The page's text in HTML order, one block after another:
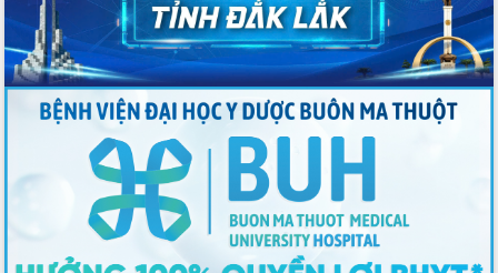
Xã Ea Phê gắn cải cách hành chính với
chuyển đổi số
Phó Chủ tịch Thường trực UBND tỉnh
Hồ Thị Nguyên Thảo làm việc tại Trung
tâm Phục vụ hành chính công xã Ea
Xây dựng nền hành chính số đồng
hành cùng nông dân dân, doanh nghiệp
Giai đoạn 2026-2030, Đắk Lắk phấn
đấu có 77% xã đạt chuẩn nông thôn